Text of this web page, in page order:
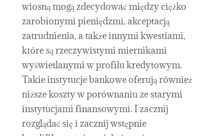
wiosną mogą zdecydować między ciężko
zarobionymi pieniędzmi, akceptacją
zatrudnienia, a także innymi kwestiami,
które są rzeczywistymi miernikami
wyświetlanymi w profilu kredytowym.
Takie instytucje bankowe oferują również
niższe koszty w porównaniu ze starymi
instytucjami finansowymi. I zacznij
rozglądać się i zacznij wstępnie